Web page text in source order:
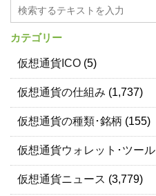
カテゴリー
仮想通貨ICO (5)
仮想通貨の仕組み (1,737)
仮想通貨の種類･銘柄 (155)
仮想通貨ウォレット･ツール
仮想通貨ニュース (3,779)